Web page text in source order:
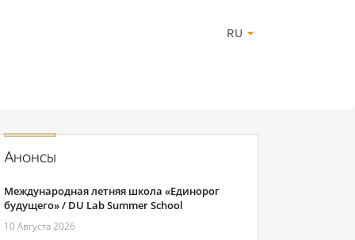
RU
Анонсы
Международная летняя школа «Единорог
будущего» / DU Lab Summer School
10 Августа 2026